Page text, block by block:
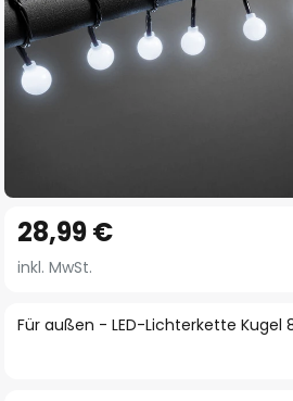
Anfang
der
springen
Für außen - LED-Lichterkette Kugel
28,99 €
inkl. MwSt.